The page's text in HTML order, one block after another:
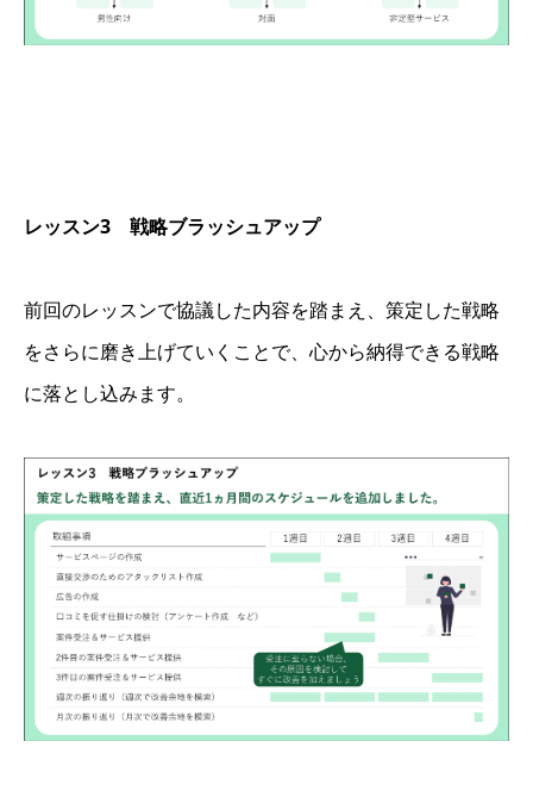
レッスン3 戦略ブラッシュアップ
前回のレッスンで協議した内容を踏まえ、策定した戦略
をさらに磨き上げていくことで、心から納得できる戦略
に落とし込みます。